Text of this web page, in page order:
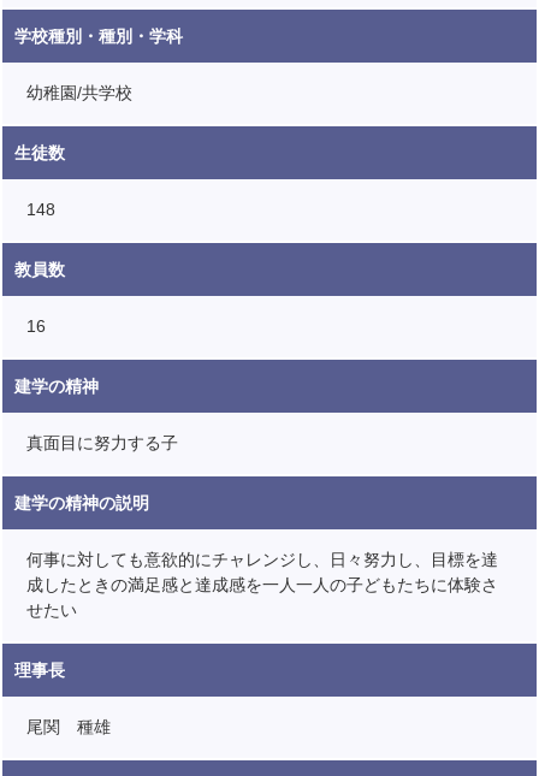
学校種別・種別・学科
幼稚園/共学校
生徒数
148
教員数
16
建学の精神
真面目に努力する子
建学の精神の説明
何事に対しても意欲的にチャレンジし、日々努力し、目標を達
成したときの満足感と達成感を一人一人の子どもたちに体験さ
せたい
理事長
尾関 種雄